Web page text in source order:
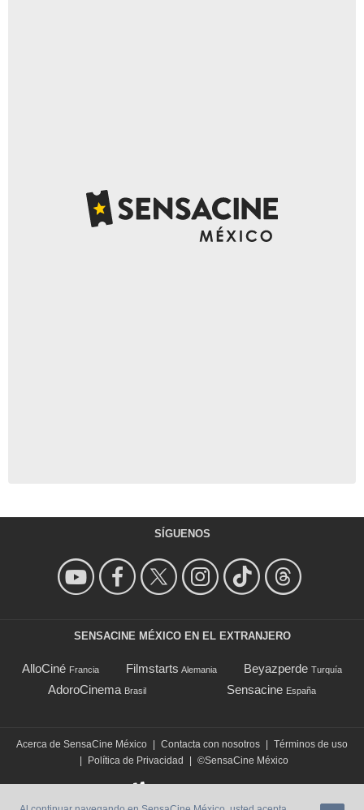
SÍGUENOS
SENSACINE MÉXICO EN EL EXTRANJERO
AlloCiné Francia Filmstarts Alemania Beyazperde Turquía
AdoroCinema Brasil Sensacine España
Acerca de SensaCine México Contacta con nosotros
Términos de uso
Política de Privacidad ©SensaCine México